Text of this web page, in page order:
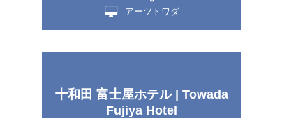
アーツトワダ
十和田 富士屋ホテル | Towada
Fujiya Hotel